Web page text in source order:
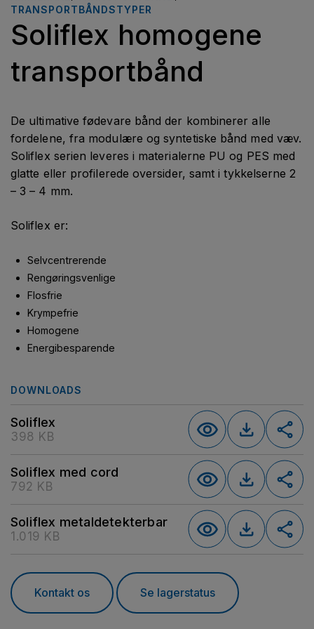
TRANSPORTBÅNDSTYPER
Soliflex homogene
transportbånd
De ultimative fødevare bånd der kombinerer alle
fordelene, fra modulære og syntetiske bånd med væv.
Soliflex serien leveres i materialerne PU og PES med
glatte eller profilerede oversider, samt i tykkelserne 2
– 3 – 4 mm.
Soliflex er:
Selvcentrerende
Rengøringsvenlige
Flosfrie
Krympefrie
Homogene
Energibesparende
DOWNLOADS
Soliflex
398 KB
Soliflex med cord
792 KB
Soliflex metaldetekterbar
1.019 KB
Kontakt os Se lagerstatus